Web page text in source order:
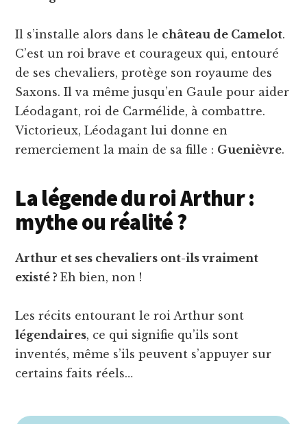
Il s’installe alors dans le château de Camelot.
C’est un roi brave et courageux qui, entouré
de ses chevaliers, protège son royaume des
Saxons. Il va même jusqu’en Gaule pour aider
Léodagant, roi de Carmélide, à combattre.
Victorieux, Léodagant lui donne en
remerciement la main de sa fille : Guenièvre.
La légende du roi Arthur :
mythe ou réalité ?
Arthur et ses chevaliers ont-ils vraiment
existé ?Eh bien, non !
Les récits entourant le roi Arthur sont
légendaires, ce qui signifie qu’ils sont
inventés, même s’ils peuvent s’appuyer sur
certains faits réels…